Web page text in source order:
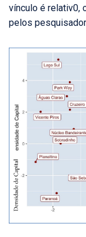
vínculo é relativ0,
pelos